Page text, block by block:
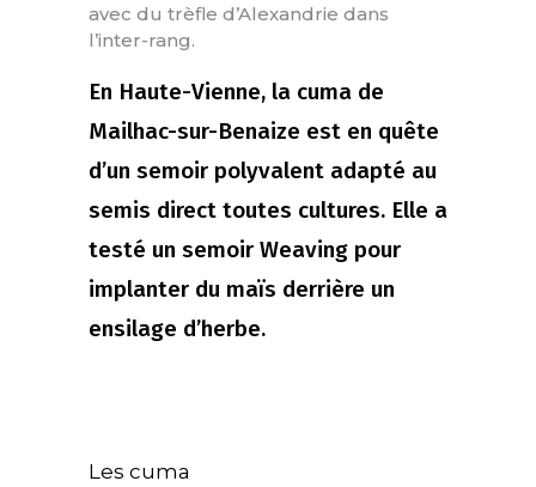
avec du trèfle d’Alexandrie dans
l’inter-rang.
En Haute-Vienne, la cuma de
Mailhac-sur-Benaize est en quête
d’un semoir polyvalent adapté au
semis direct toutes cultures. Elle a
testé un semoir Weaving pour
implanter du maïs derrière un
ensilage d’herbe.
Les cuma